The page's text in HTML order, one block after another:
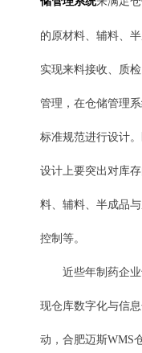
的原材料、辅料、
实现来料接收、质
管理，在仓储管理
标准规范进行设计
设计上要突出对库
料、辅料、半成品
控制等。
近些年制药企
现仓库数字化与信
动，合肥迈斯WMS